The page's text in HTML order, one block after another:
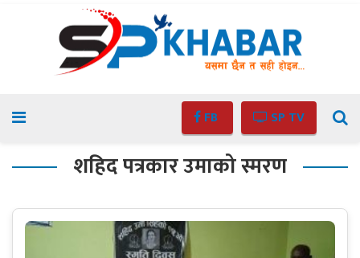
FB SP TV
शहिद पत्रकार उमाको स्मरण